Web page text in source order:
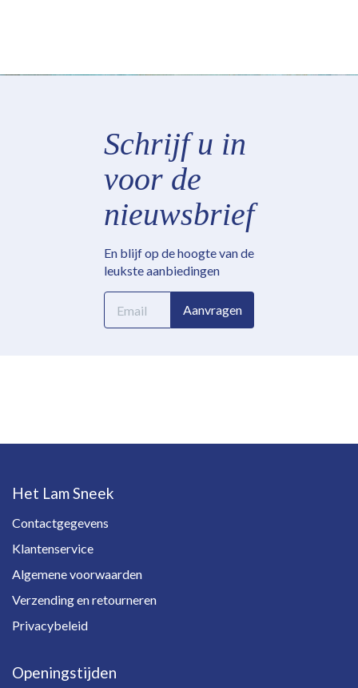
Schrijf u in
voor de
nieuwsbrief
En blijf op de hoogte van de
leukste aanbiedingen
E-
mailadres
Aanvragen
Het Lam Sneek
Contactgegevens
Klantenservice
Algemene voorwaarden
Verzending en retourneren
Privacybeleid
Openingstijden